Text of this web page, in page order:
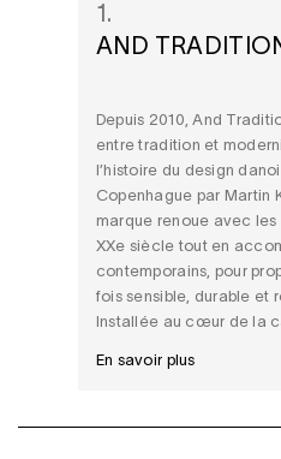
1.
AND
Depuis 2010, And
entre tradition et
l’histoire du design
Copenhague par Martin
marque renoue avec les
XXe siècle tout en
contemporains, pour
fois sensible, durable et
Installée au cœur de la
En savoir plus